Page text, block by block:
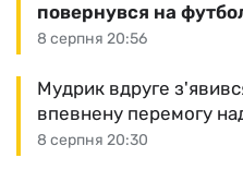
8 серпня 20:56
повернувся на
8 серпня 20:30
Мудрик вдруге
впевнену перемогу